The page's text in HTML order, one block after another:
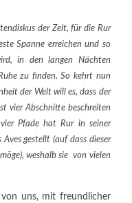
der Zeit, für die Rur
Spanne erreichen und so
in den langen Nächten
zu finden. So kehrt nun
der Welt will es, dass der
vier Abschnitte beschreiten
Pfade hat Rur in seiner
gestellt (auf dass dieser
weshalb sie von vielen
uns, mit freundlicher